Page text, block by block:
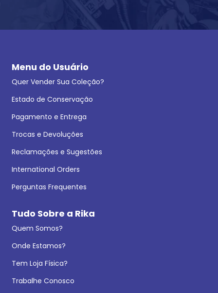
Menu do Usuário
Quer Vender Sua Coleção?
Estado de Conservação
Pagamento e Entrega
Trocas e Devoluções
Reclamações e Sugestões
International Orders
Perguntas Frequentes
Tudo Sobre a Rika
Quem Somos?
Onde Estamos?
Tem Loja Física?
Trabalhe Conosco